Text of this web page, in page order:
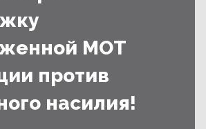
МОТ
против
насилия!